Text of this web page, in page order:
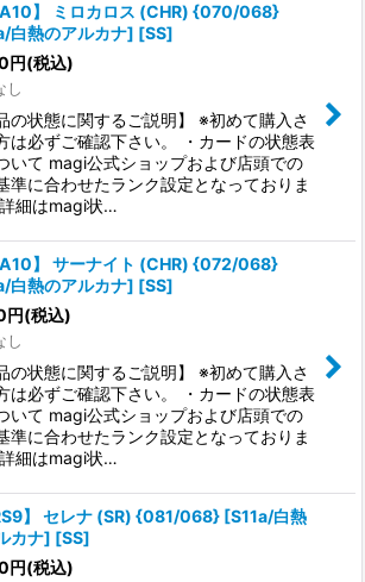
】 ミロカロス (CHR) {070/068}
白熱のアルカナ] [SS]
円(税込)
し
の状態に関するご説明】 ※初めて購入さ
は必ずご確認下さい。 ・カードの状態表
いて magi公式ショップおよび店頭での
準に合わせたランク設定となっておりま
細はmagi状…
】 サーナイト (CHR) {072/068}
白熱のアルカナ] [SS]
円(税込)
し
の状態に関するご説明】 ※初めて購入さ
は必ずご確認下さい。 ・カードの状態表
いて magi公式ショップおよび店頭での
準に合わせたランク設定となっておりま
細はmagi状…
】 セレナ (SR) {081/068} [S11a/白熱
カナ] [SS]
円(税込)